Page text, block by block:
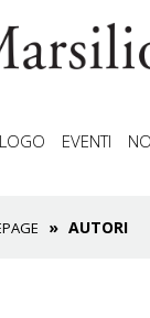
EVENTI
AUTORI